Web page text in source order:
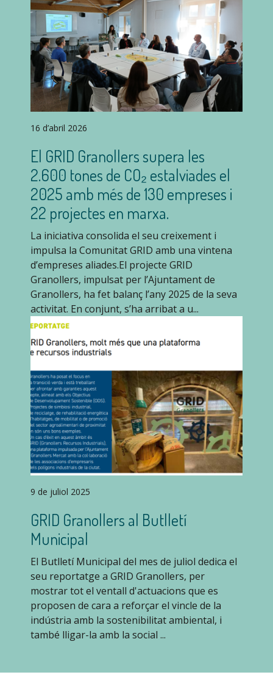
16 d’abril 2026
El GRID Granollers supera les
2.600 tones de CO₂ estalviades el
2025 amb més de 130 empreses i
22 projectes en marxa.
La iniciativa consolida el seu creixement i
impulsa la Comunitat GRID amb una vintena
d’empreses aliades.El projecte GRID
Granollers, impulsat per l’Ajuntament de
Granollers, ha fet balanç l’any 2025 de la seva
activitat. En conjunt, s’ha arribat a u...
9 de juliol 2025
GRID Granollers al Butlletí
Municipal
El Butlletí Municipal del mes de juliol dedica el
seu reportatge a GRID Granollers, per
mostrar tot el ventall d'actuacions que es
proposen de cara a reforçar el vincle de la
indústria amb la sostenibilitat ambiental, i
també lligar-la amb la social ...